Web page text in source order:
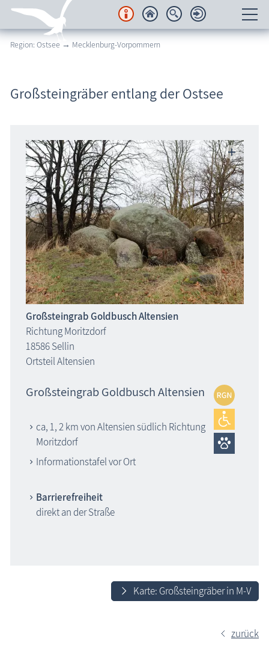
Unterkünfte
Karten
Freizeit
Wissenswertes
Veranstaltungen
Blog
Region: Ostsee → Mecklenburg-Vorpommern
Großsteingräber entlang der Ostsee
Großsteingrab Goldbusch Altensien
Richtung Moritzdorf
18586 Sellin
Ortsteil Altensien
Großsteingrab Goldbusch Altensien
ca, 1, 2 km von Altensien südlich Richtung
Moritzdorf
Informationstafel vor Ort
Barrierefreiheit
direkt an der Straße
Karte: Großsteingräber in M-V
zurück